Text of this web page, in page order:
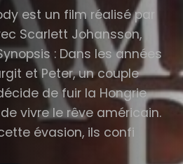
est un film réalisé par
Scarlett Johansson,
: Dans les années
et Peter, un couple
de fuir la Hongrie
vivre le rêve américain.
évasion, ils confi